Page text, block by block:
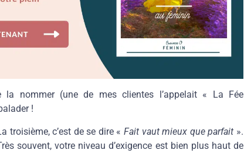
la nommer (une de mes clientes l’appelait « La Fée
!
troisième, c’est de se dire «Fait vaut mieux que parfait ».
souvent, votre niveau d’exigence est bien plus haut de